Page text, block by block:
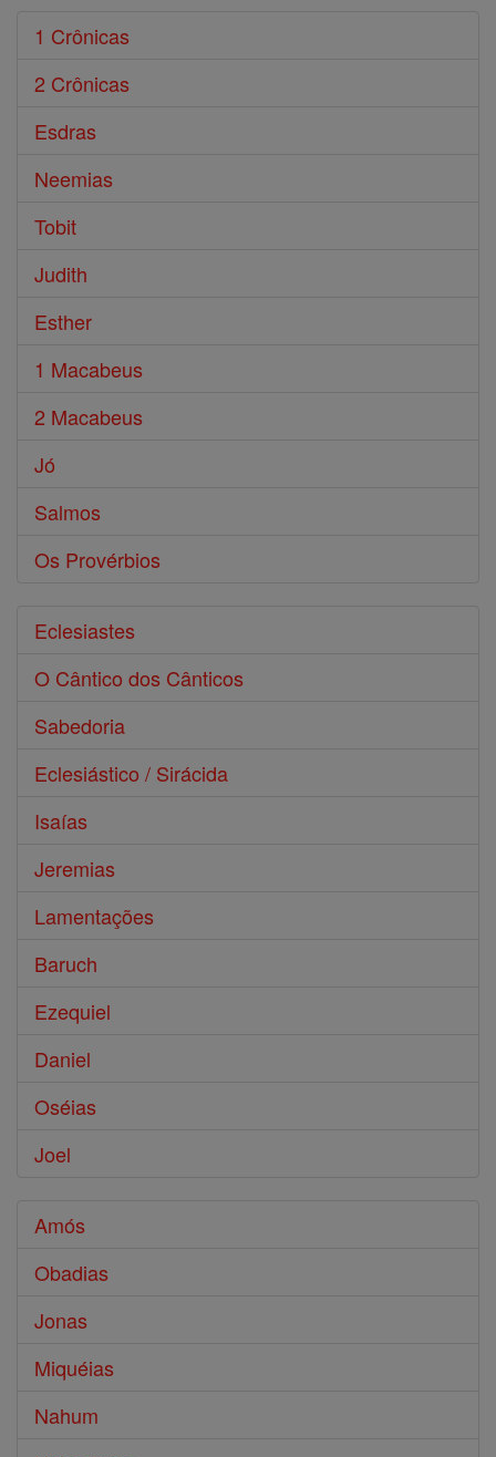
1 Crônicas
2 Crônicas
Esdras
Neemias
Tobit
Judith
Esther
1 Macabeus
2 Macabeus
Jó
Salmos
Os Provérbios
Eclesiastes
O Cântico dos Cânticos
Sabedoria
Eclesiástico / Sirácida
Isaías
Jeremias
Lamentações
Baruch
Ezequiel
Daniel
Oséias
Joel
Amós
Obadias
Jonas
Miquéias
Nahum